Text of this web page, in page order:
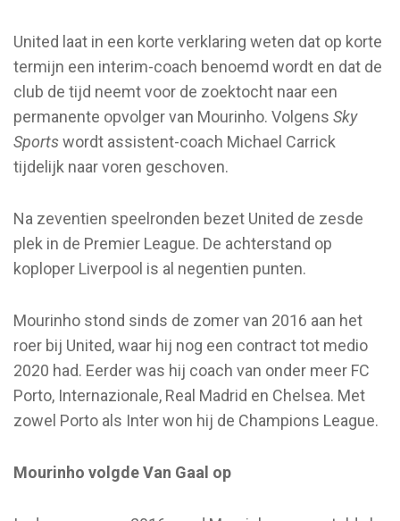
United laat in een korte verklaring weten dat op korte
termijn een interim-coach benoemd wordt en dat de
club de tijd neemt voor de zoektocht naar een
permanente opvolger van Mourinho. Volgens Sky
Sportswordt assistent-coach Michael Carrick
tijdelijk naar voren geschoven.
Na zeventien speelronden bezet United de zesde
plek in de Premier League. De achterstand op
koploper Liverpool is al negentien punten.
Mourinho stond sinds de zomer van 2016 aan het
roer bij United, waar hij nog een contract tot medio
2020 had. Eerder was hij coach van onder meer FC
Porto, Internazionale, Real Madrid en Chelsea. Met
zowel Porto als Inter won hij de Champions League.
Mourinho volgde Van Gaal op